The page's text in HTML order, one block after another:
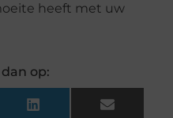
heeft met uw
op:
LinkedIn Email